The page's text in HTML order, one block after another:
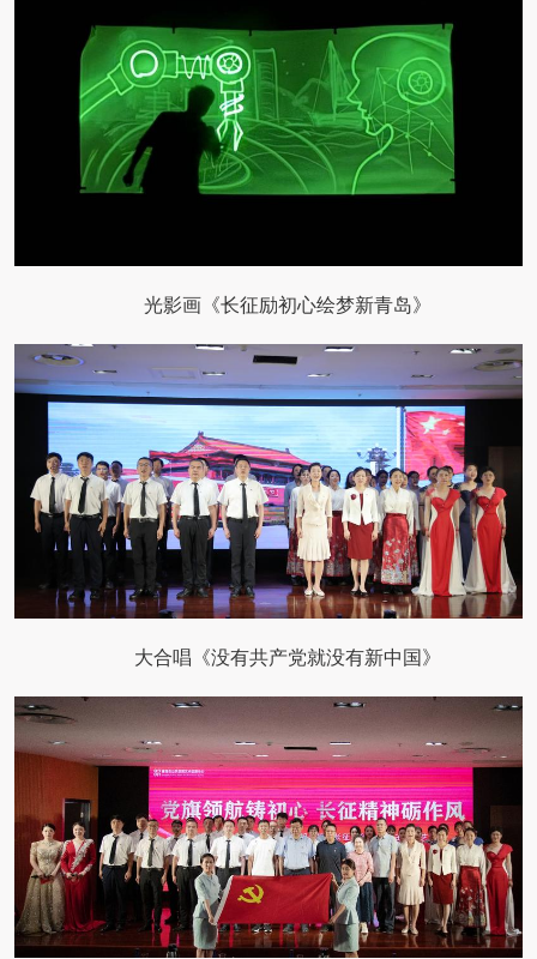
光影画《长征励初心绘梦新青岛》
大合唱《没有共产党就没有新中国》